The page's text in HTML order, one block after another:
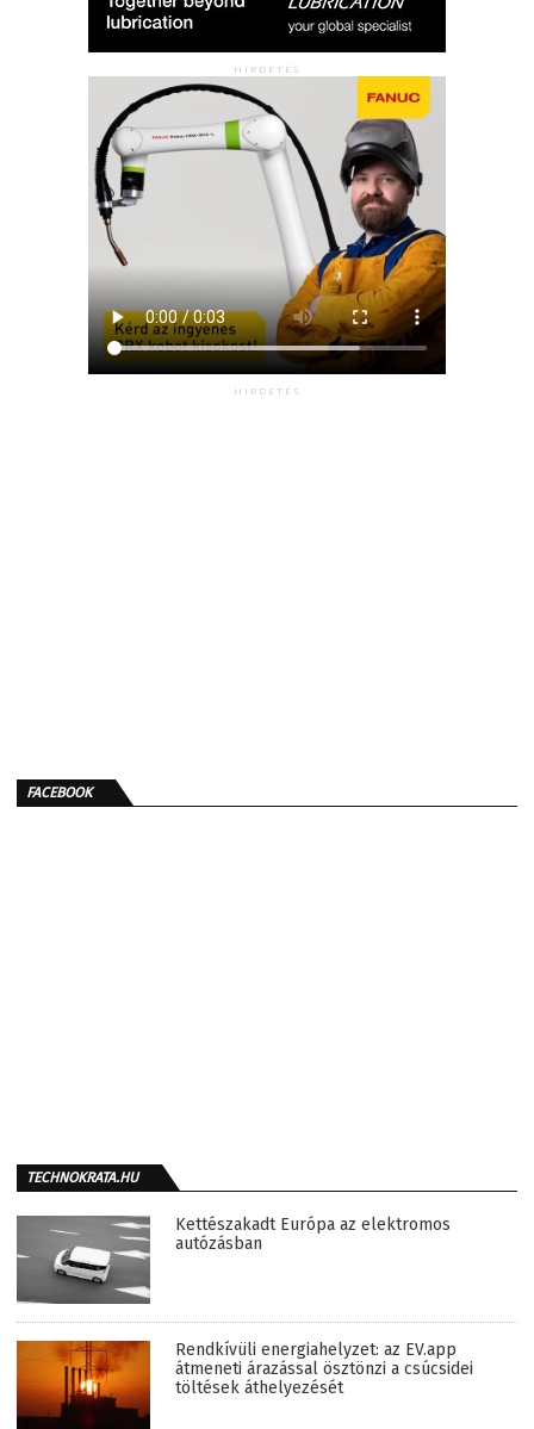
HIRDETÉS
HIRDETÉS
FACEBOOK
TECHNOKRATA.HU
Kettészakadt Európa az elektromos
autózásban
Rendkívüli energiahelyzet: az EV.app
átmeneti árazással ösztönzi a csúcsidei
töltések áthelyezését